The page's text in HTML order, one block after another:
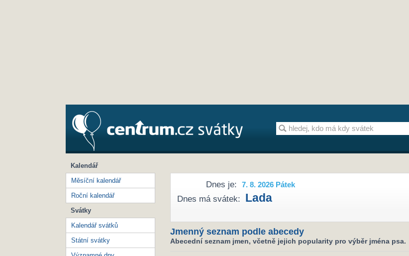
Dnes je: 7. 8. 2026 Pátek
Dnes má svátek: Lada
Jmenný seznam podle abecedy
Abecední seznam jmen, včetně jejich popularity pro výběr jména psa.
Kalendář
Měsíční kalendář
Roční kalendář
Svátky
Kalendář svátků
Státní svátky